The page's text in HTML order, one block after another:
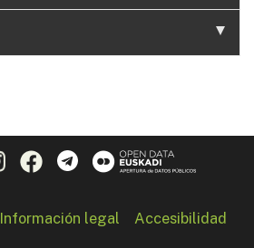
Información legal Accesibilidad